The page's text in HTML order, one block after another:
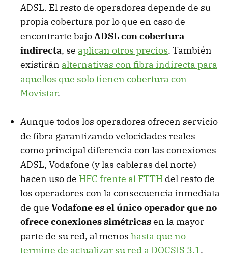
ADSL. El resto de operadores depende de su
propia cobertura por lo que en caso de
encontrarte bajoADSL con cobertura
indirecta, se aplican otros precios. También
existirán alternativas con fibra indirecta para
aquellos que solo tienen cobertura con
Movistar.
Aunque todos los operadores ofrecen servicio
de fibra garantizando velocidades reales
como principal diferencia con las conexiones
ADSL, Vodafone (y las cableras del norte)
hacen uso de HFC frente al FTTH del resto de
los operadores con la consecuencia inmediata
de que Vodafone es el único operador que no
ofrece conexiones simétricasen la mayor
parte de su red, al menos hasta que no
termine de actualizar su red a DOCSIS 3.1.